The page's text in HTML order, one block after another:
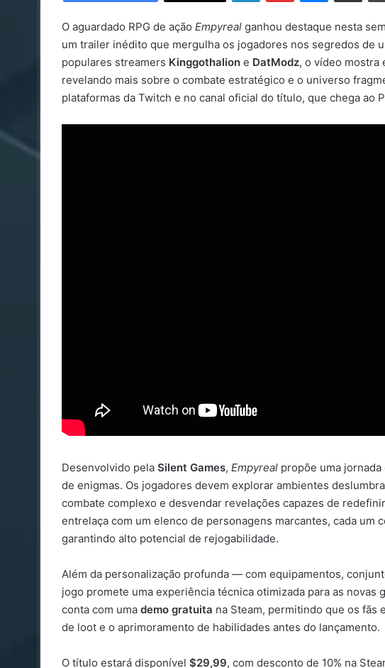
O aguardado RPG de ação Empyreal ganhou destaque nesta
um trailer inédito que mergulha os jogadores nos segredos de
populares streamers Kinggothalion e DatModz, o vídeo mostra
revelando mais sobre o combate estratégico e o universo
plataformas da Twitch e no canal oficial do título, que chega ao
Desenvolvido pela Silent Games, Empyreal propõe uma
de enigmas. Os jogadores devem explorar ambientes
combate complexo e desvendar revelações capazes de
entrelaça com um elenco de personagens marcantes, cada um
garantindo alto potencial de rejogabilidade.
Além da personalização profunda — com equipamentos,
jogo promete uma experiência técnica otimizada para as novas
conta com uma demo gratuita na Steam, permitindo que os fãs
de loot e o aprimoramento de habilidades antes do lançamento.
O título estará disponível $29,99, com desconto de 10% na